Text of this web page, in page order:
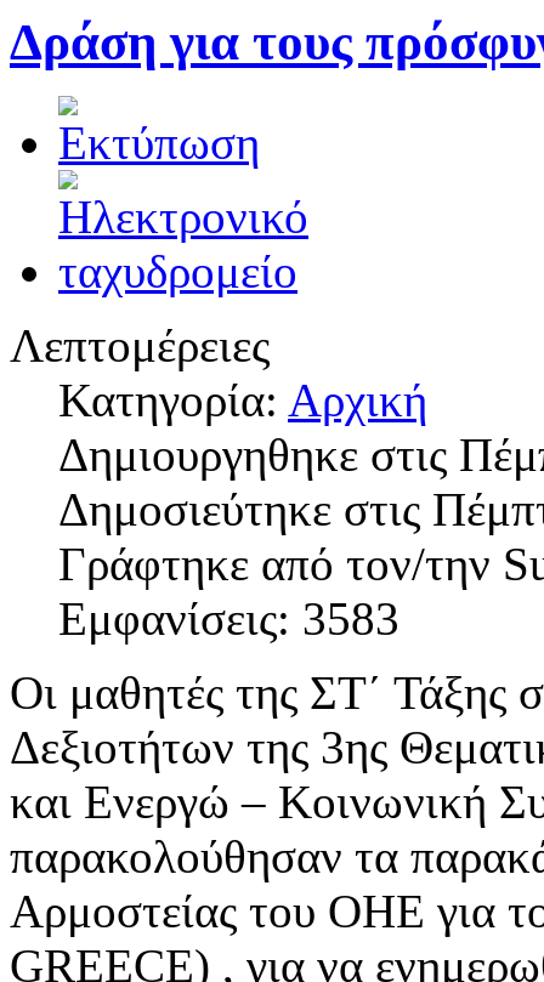
Δράση για τους
Λεπτομέρειες
Κατηγορία: Αρχική
Δημιουργηθηκε στις
Δημοσιεύτηκε στις
Γράφτηκε από τον/την
Εμφανίσεις: 3583
Οι μαθητές της ΣΤ΄ Τάξης
Δεξιοτήτων της 3ης
και Ενεργώ – Κοινωνική
παρακολούθησαν τα
Αρμοστείας του ΟΗΕ για
GREECE) , για να